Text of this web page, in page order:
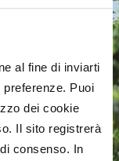
al fine di inviarti
Puoi
dei cookie
Il sito registrerà
consenso. In